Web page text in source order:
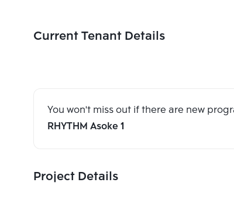
Current Tenant Details
You won't miss out if there are new
RHYTHM Asoke 1
Project Details